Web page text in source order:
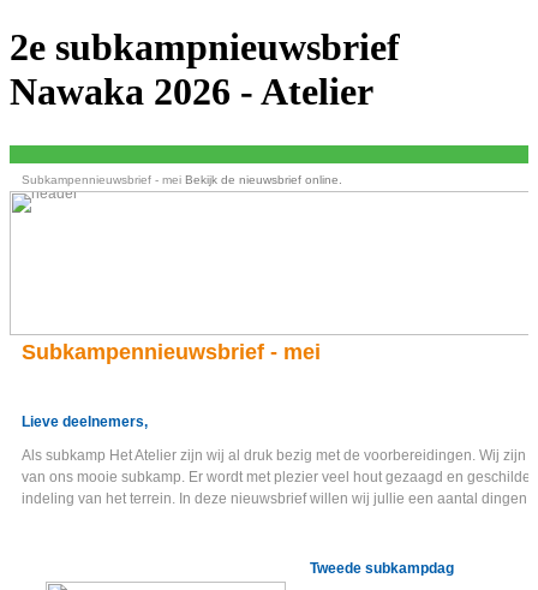
2e subkampnieuwsbrief
Nawaka 2026 - Atelier